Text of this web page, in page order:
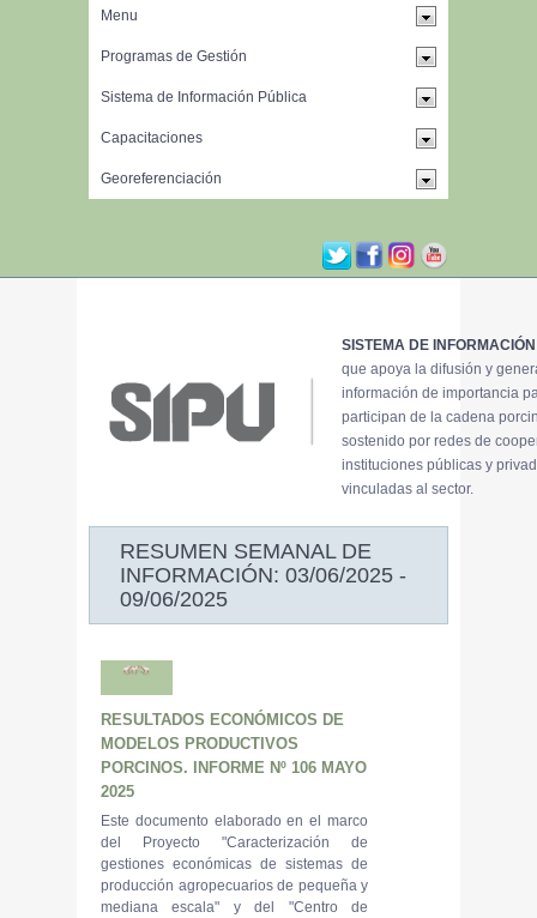
SISTEMA DE
que apoya la difusión y
información de importancia
participan de la cadena
sostenido por redes de
instituciones públicas y
vinculadas al sector.
RESUMEN SEMANAL DE
INFORMACIÓN: 03/06/2025 -
09/06/2025
RESULTADOS ECONÓMICOS DE
MODELOS PRODUCTIVOS
PORCINOS. INFORME Nº 106 MAYO
2025
Este documento elaborado en el marco
del Proyecto "Caracterización de
gestiones económicas de sistemas de
producción agropecuarios de pequeña y
mediana escala" y del "Centro de